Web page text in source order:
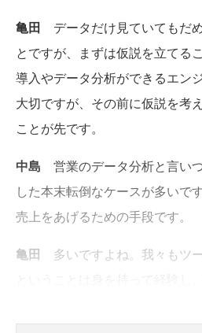
亀田 データだけ見ていてもだ
とですが、まずは仮説を立てる
導入やデータ分析ができるエン
大切ですが、その前に仮説を考
ことが先です。
中島 営業のデータ分析と言い
した本末転倒なケースが多いで
売上をあげるための手段です。
亀田 多いですよね。我々もツ